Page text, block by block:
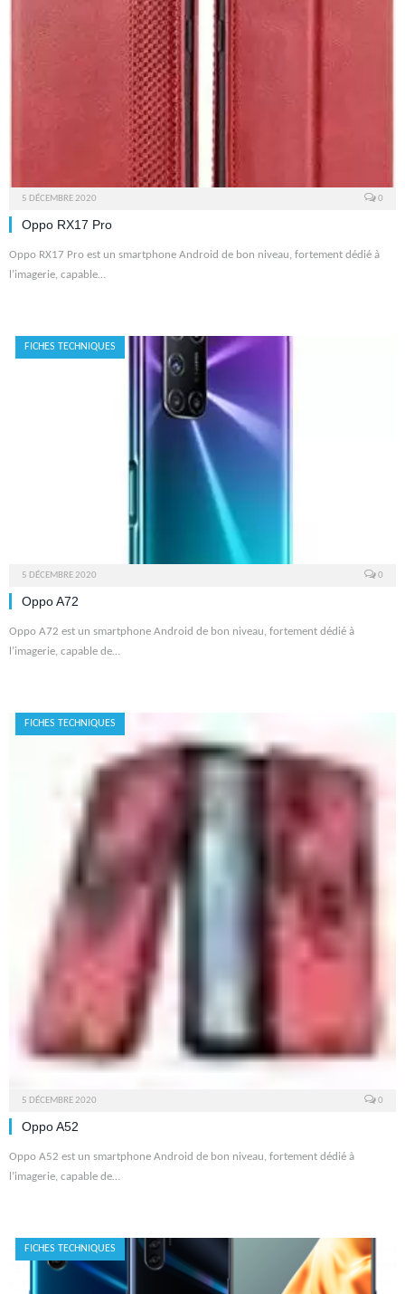
5 DÉCEMBRE 2020 0
Oppo RX17 Pro
Oppo RX17 Pro est un smartphone Android de bon niveau, fortement dédié à
l’imagerie, capable…
FICHES TECHNIQUES
5 DÉCEMBRE 2020 0
Oppo A72
Oppo A72 est un smartphone Android de bon niveau, fortement dédié à
l’imagerie, capable de…
FICHES TECHNIQUES
5 DÉCEMBRE 2020 0
Oppo A52
Oppo A52 est un smartphone Android de bon niveau, fortement dédié à
l’imagerie, capable de…
FICHES TECHNIQUES